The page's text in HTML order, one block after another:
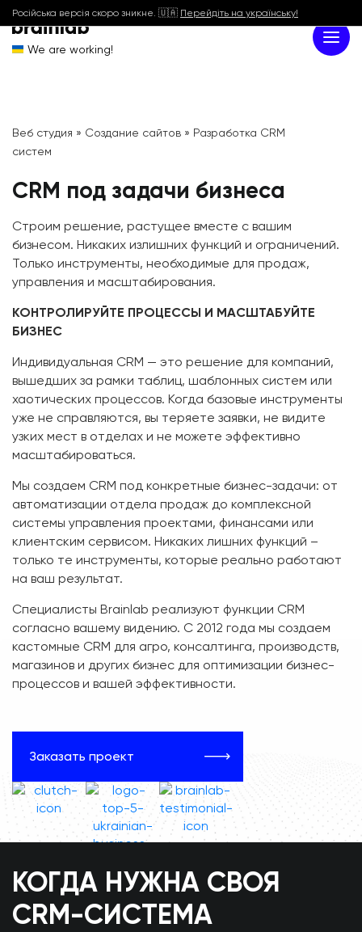
Російська версія скоро зникне. 🇺🇦 Перейдіть на українську!
We are working!
Веб студия » Создание сайтов » Разработка CRM
систем
CRM под задачи бизнеса
Строим решение, растущее вместе с вашим
бизнесом. Никаких излишних функций и ограничений.
Только инструменты, необходимые для продаж,
управления и масштабирования.
КОНТРОЛИРУЙТЕ ПРОЦЕССЫ И МАСШТАБУЙТЕ
БИЗНЕС
Индивидуальная CRM — это решение для компаний,
вышедших за рамки таблиц, шаблонных систем или
хаотических процессов. Когда базовые инструменты
уже не справляются, вы теряете заявки, не видите
узких мест в отделах и не можете эффективно
масштабироваться.
Мы создаем CRM под конкретные бизнес-задачи: от
автоматизации отдела продаж до комплексной
системы управления проектами, финансами или
клиентским сервисом. Никаких лишних функций –
только те инструменты, которые реально работают
на ваш результат.
Специалисты Brainlab реализуют функции CRM
согласно вашему видению. С 2012 года мы создаем
кастомные CRM для агро, консалтинга, производств,
магазинов и других бизнес для оптимизации бизнес-
процессов и вашей эффективности.
Заказать проект
КОГДА НУЖНА СВОЯ
CRM-СИСТЕМА